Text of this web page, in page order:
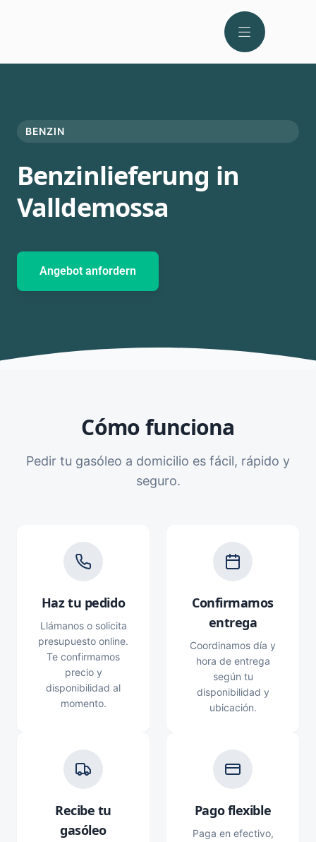
BENZIN
Benzinlieferung in
Valldemossa
Angebot anfordern
Cómo funciona
Pedir tu gasóleo a domicilio es fácil, rápido y
seguro.
Haz tu pedido
Llámanos o solicita
presupuesto online.
Te confirmamos
precio y
disponibilidad al
momento.
Confirmamos
entrega
Coordinamos día y
hora de entrega
según tu
disponibilidad y
ubicación.
Recibe tu
gasóleo
Pago flexible
Paga en efectivo,